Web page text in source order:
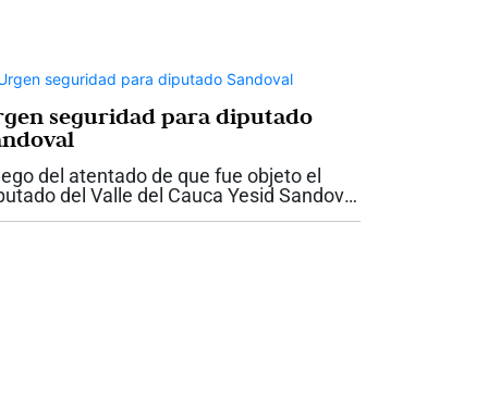
seguridad para diputado
del atentado de que fue objeto el
del Valle del Cauca Yesid Sandoval
la antigua vía entre Cali y Yumbo, la